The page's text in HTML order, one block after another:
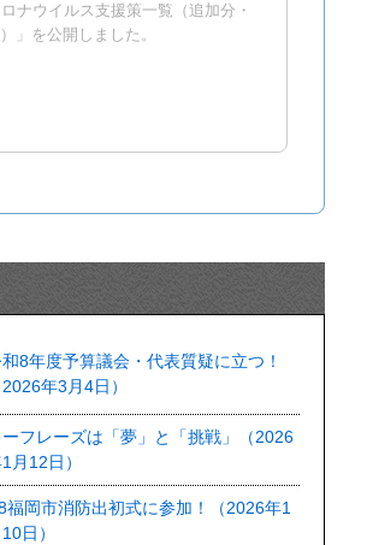
ロナウイルス支援策一覧（追加分・
」を公開しました。
8年度予算議会・代表質疑に立つ！
2026年3月4日）
ーフレーズは「夢」と「挑戦」（2026
月12日）
福岡市消防出初式に参加！（2026年1
日）